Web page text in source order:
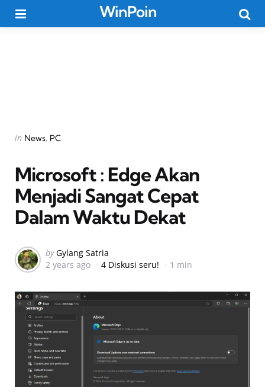
WinPoin
Categories
Posted
in News PC
Microsoft : Edge Akan
Menjadi Sangat Cepat
Dalam Waktu Dekat
Posted
by
by Gylang Satria
2 years ago
4 Diskusi seru! 1 min